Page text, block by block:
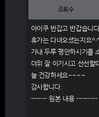
조회수
아이쿠 반갑고 반갑습니
휴가는 다녀오셨는지요
가내 두루 평안하시기를
더위 잘 이기시고 선선할
늘 건강하세요~~~~
감사합니다.
------- 원본 내용 ---------